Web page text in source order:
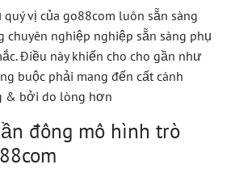
vị của go88com luôn sẵn sàng
nghiệp nghiệp sẵn sàng phụ
Điều này khiến cho cho gần như
buộc phải mang đến cất cánh
& bởi do lòng hơn
đông mô hình trò